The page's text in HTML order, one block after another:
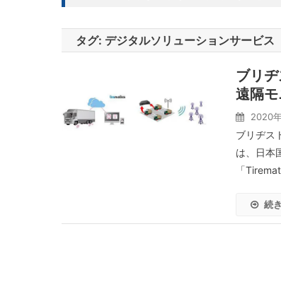
タグ: デジタルソリューションサービス
ブリ
遠隔
2020
ブリヂス
は、日本
「
続